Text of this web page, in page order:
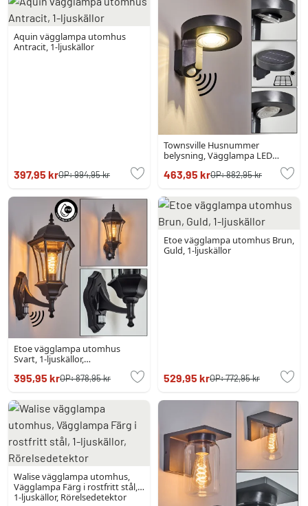
Aquin vägglampa utomhus
Antracit, 1-ljuskällor
397,95 krOP:994,95 kr
Townsville Husnummer
belysning, Vägglampa LED
Rörelsedetektor
463,95 krOP:882,95 kr
Etoe vägglampa utomhus
Svart, 1-ljuskällor,
395,95 krOP:878,95 kr
Etoe vägglampa utomhus Brun,
Guld, 1-ljuskällor
529,95 krOP:772,95 kr
Walise vägglampa utomhus,
Vägglampa Färg i rostfritt stål,
1-ljuskällor, Rörelsedetektor